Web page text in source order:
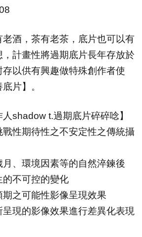
老酒，茶有老茶，底片也可以有
，計畫性將過期底片長年存放於
以供有興趣做特殊創作者使
片】。
人shadow t.過期底片碎碎唸】
性期待性之不安定性之傳統攝
、環境因素等的自然淬鍊後
不可控的變化
之可能性影像呈現效果
現的影像效果進行差異化表現